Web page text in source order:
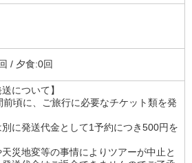
/ 夕食:0回
について】
前頃に、ご旅行に必要なチケット類を発
に発送代金として1予約につき500円を
災地変等の事情によりツアーが中止と